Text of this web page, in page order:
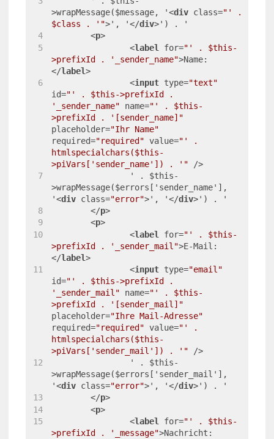
>wrapMessage($message, '<div class="' .
$class . '">', '</div>') . '
<p>
<label for="' . $this-
>prefixId . '_sender_name">Name:
</label>
<input type="text"
id="' . $this->prefixId .
'_sender_name"
name="' . $this-
>prefixId . '[sender_name]"
placeholder="Ihr Name"
required="required" value="' .
htmlspecialchars($this-
>piVars['sender_name']) . '" />
>wrapMessage($errors['sender_name'],
'<div class="error">', '</div>') . '
</p>
<p>
<label for="' . $this-
>prefixId . '_sender_mail">E-Mail:
</label>
<input type="email"
id="' . $this->prefixId .
'_sender_mail"
name="' . $this-
>prefixId . '[sender_mail]"
placeholder="Ihre Mail-Adresse"
required="required" value="' .
htmlspecialchars($this-
>piVars['sender_mail']) . '" />
>wrapMessage($errors['sender_mail'],
'<div class="error">', '</div>') . '
</p>
<p>
<label for="' . $this-
>prefixId . '_message">Nachricht: